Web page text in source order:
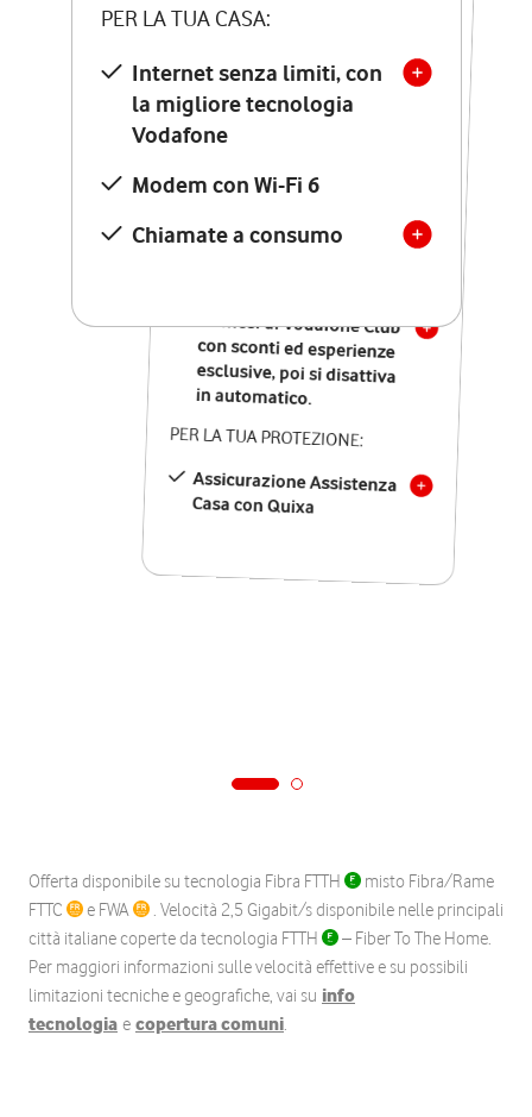
PER LA TUA CASA:
Internet senza limiti, con
la migliore tecnologia
Vodafone
Modem con Wi-Fi 6
Chiamate a consumo
PER LA TUA CASA:
Internet senza limiti, con
la migliore tecnologia
Vodafone
Modem Seven con Wi-Fi 7
Chiamate illimitate verso
numeri fissi e mobili
nazionali
12 mesi di Vodafone Club
con sconti ed esperienze
esclusive, poi si disattiva
in automatico.
PER LA TUA PROTEZIONE:
Assicurazione Assistenza
Casa con Quixa
Offerta disponibile su tecnologia Fibra FTTH
misto Fibra/Rame
FTTC
e FWA
. Velocità 2,5 Gigabit/s disponibile nelle principali
città italiane coperte da tecnologia FTTH
– Fiber To The Home.
Per maggiori informazioni sulle velocità effettive e su possibili
limitazioni tecniche e geografiche, vai su info
tecnologia e copertura comuni.